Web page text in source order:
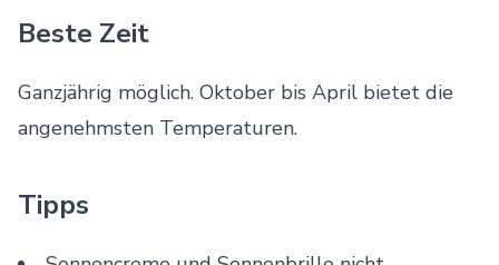
Beste Zeit
Ganzjährig möglich. Oktober bis April bietet die
angenehmsten Temperaturen.
Tipps